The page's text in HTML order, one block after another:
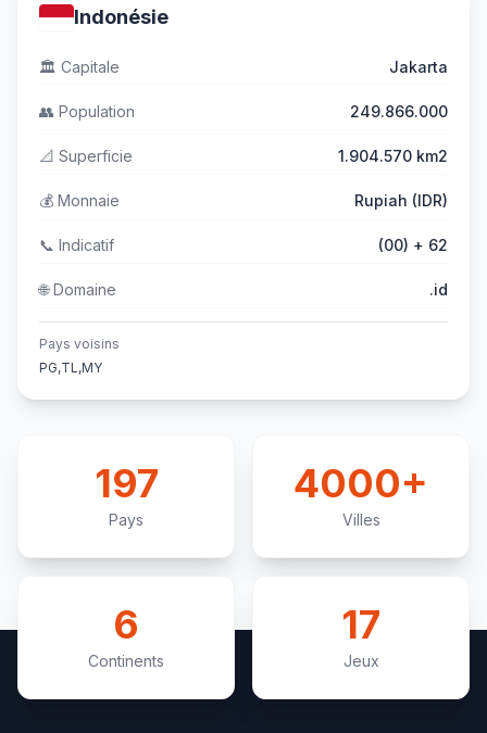
Indonésie
🏛️ Capitale Jakarta
👥 Population 249.866.000
📐 Superficie 1.904.570 km2
💰 Monnaie Rupiah (IDR)
📞 Indicatif (00) + 62
🌐Domaine .id
Pays voisins
PG,TL,MY
197
Pays
4000+
Villes
6
Continents
17
Jeux